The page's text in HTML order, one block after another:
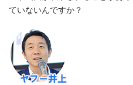
ていないんですか？